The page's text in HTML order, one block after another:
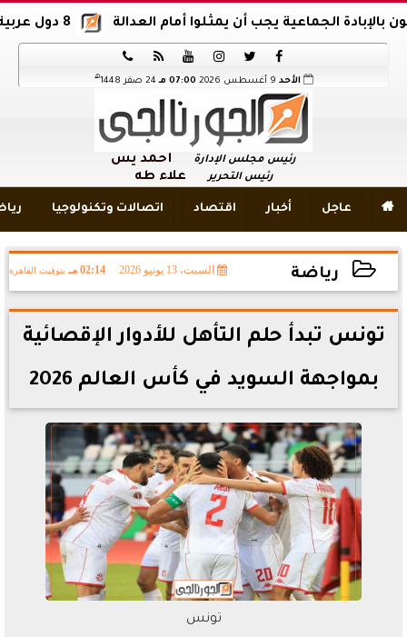
8 دول عربية وإسلامية تدين اقتحام المسجد الأقصى يجب أن يمثلوا أمام العدالة






الأحد 07:00 مـ 24 صفر 1448 هـ
رئيس مجلس الإدارة أحمد يس
رئيس التحرير علاء طه
 عاجل أخبار اقتصاد اتصالات وتكنولوجيا
رياضة السبت، 13 يونيو 2026 02:14 مـ بتوقيت القاهرة
2026-06-13 14:14:14
تونس تبدأ حلم التأهل للأدوار الإقصائية
بمواجهة السويد في كأس العالم 2026
تونس